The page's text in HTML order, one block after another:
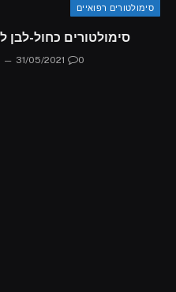
סימולטורים רפואיים
סימולטורים כחול-לבן
31/05/2021 0